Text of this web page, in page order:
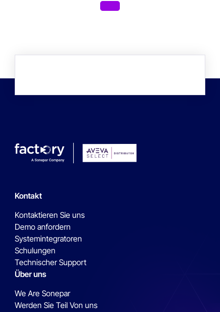
Kontakt
Kontaktieren Sie uns
Demo anfordern
Systemintegratoren
Schulungen
Technischer Support
Über uns
We Are Sonepar
Werden Sie Teil Von uns